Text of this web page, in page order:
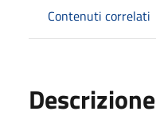
Contenuti correlati
Descrizione